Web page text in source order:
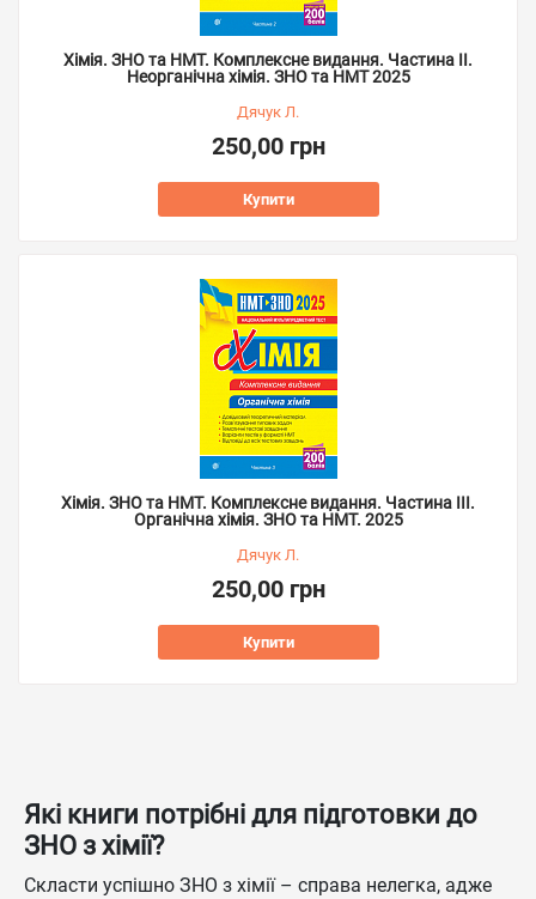
Хімія. ЗНО та НМТ. Комплексне видання. Частина ІІ.
Неорганічна хімія. ЗНО та НМТ 2025
Дячук Л.
250,00 грн
Купити
Хімія. ЗНО та НМТ. Комплексне видання. Частина ІІІ.
Органічна хімія. ЗНО та НМТ. 2025
Дячук Л.
250,00 грн
Купити
Які книги потрібні для підготовки до
ЗНО з хімії?
Скласти успішно ЗНО з хімії – справа нелегка, адже